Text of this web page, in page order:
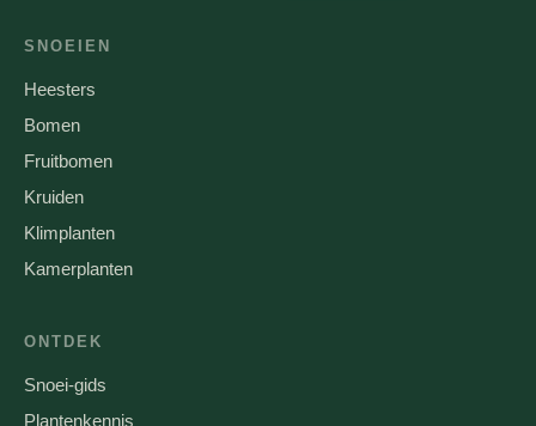
SNOEIEN
Heesters
Bomen
Fruitbomen
Kruiden
Klimplanten
Kamerplanten
ONTDEK
Snoei-gids
Plantenkennis